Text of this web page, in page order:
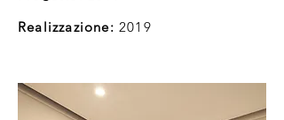
Realizzazione: 2019